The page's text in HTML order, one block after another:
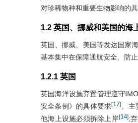
对珍稀物种和重要生物影响的
1.2 英国、挪威和美国的海
英国、挪威、美国等发达国家
基本集中在保障通航安全、防
1.2.1 英国
英国海洋设施弃置管理遵守
安全条例》的具体要求[17]。主
他海上设施必须拆除上岸[14];